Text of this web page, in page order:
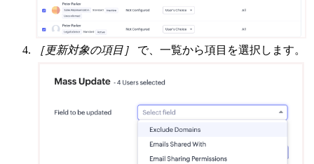
［更新対象の項目］ で、一覧から項目を選択します。